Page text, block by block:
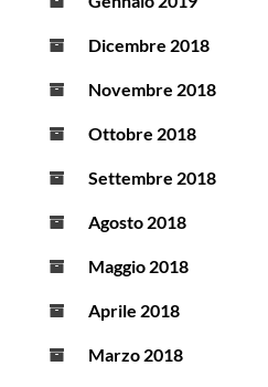
Dicembre 2018
Novembre 2018
Ottobre 2018
Settembre 2018
Agosto 2018
Maggio 2018
Aprile 2018
Marzo 2018